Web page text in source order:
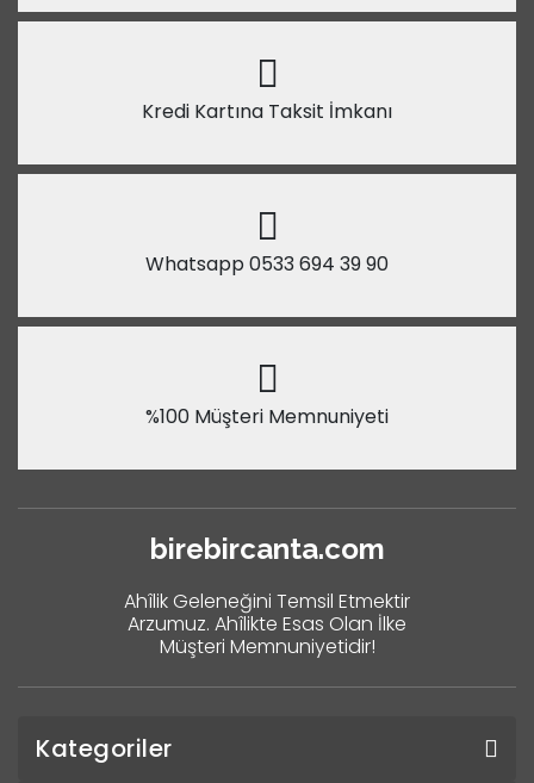
Kredi Kartına Taksit İmkanı
Whatsapp 0533 694 39 90
%100 Müşteri Memnuniyeti
birebircanta.com
Ahîlik Geleneğini Temsil Etmektir
Arzumuz. Ahîlikte Esas Olan İlke
Müşteri Memnuniyetidir!
Kategoriler